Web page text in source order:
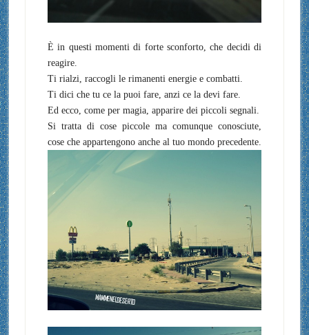
È in questi momenti di forte sconforto, che decidi di
reagire.
Ti rialzi, raccogli le rimanenti energie e combatti.
Ti dici che tu ce la puoi fare, anzi ce la devi fare.
Ed ecco, come per magia, apparire dei piccoli segnali.
Si tratta di cose piccole ma comunque conosciute,
cose che appartengono anche al tuo mondo precedente.